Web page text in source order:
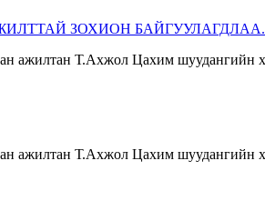
ЗОХИОН БАЙГУУЛАГДЛАА.